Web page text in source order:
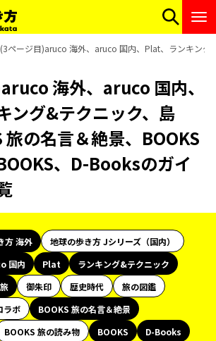
(3ページ目)aruco 海外、aruco 国内、Plat、ランキング
海外、aruco 国内、
ング&テクニック、島
旅の名言＆絶景、BOOKS
、D-Booksのガイ
方 海外
地球の歩き方 Jシリーズ（国内）
国内 Plat
ランキング&テクニック
御朱印 歴史時代
旅の図鑑
ラボ
BOOKS 旅の名言＆絶景
BOOKS 旅の読み物 BOOKS
D-Books